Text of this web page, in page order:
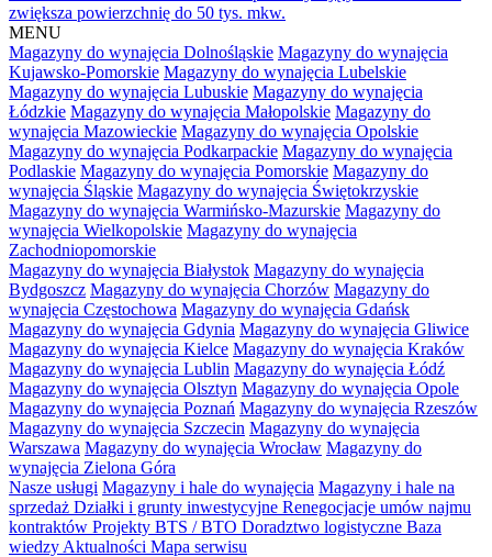
zwiększa powierzchnię do 50 tys. mkw.
MENU
Magazyny do wynajęcia Dolnośląskie Magazyny do wynajęcia
Kujawsko-Pomorskie Magazyny do wynajęcia Lubelskie
Magazyny do wynajęcia Lubuskie Magazyny do wynajęcia
Łódzkie Magazyny do wynajęcia Małopolskie Magazyny do
wynajęcia Mazowieckie Magazyny do wynajęcia Opolskie
Magazyny do wynajęcia Podkarpackie Magazyny do wynajęcia
Podlaskie Magazyny do wynajęcia Pomorskie Magazyny do
wynajęcia Śląskie Magazyny do wynajęcia Świętokrzyskie
Magazyny do wynajęcia Warmińsko-Mazurskie Magazyny do
wynajęcia Wielkopolskie Magazyny do wynajęcia
Zachodniopomorskie
Magazyny do wynajęcia Białystok Magazyny do wynajęcia
Bydgoszcz Magazyny do wynajęcia Chorzów Magazyny do
wynajęcia Częstochowa Magazyny do wynajęcia Gdańsk
Magazyny do wynajęcia Gdynia Magazyny do wynajęcia Gliwice
Magazyny do wynajęcia Kielce Magazyny do wynajęcia Kraków
Magazyny do wynajęcia Lublin Magazyny do wynajęcia Łódź
Magazyny do wynajęcia Olsztyn Magazyny do wynajęcia Opole
Magazyny do wynajęcia Poznań Magazyny do wynajęcia Rzeszów
Magazyny do wynajęcia Szczecin Magazyny do wynajęcia
Warszawa Magazyny do wynajęcia Wrocław Magazyny do
wynajęcia Zielona Góra
Nasze usługi Magazyny i hale do wynajęcia Magazyny i hale na
sprzedaż Działki i grunty inwestycyjne Renegocjacje umów najmu
kontraktów Projekty BTS / BTO Doradztwo logistyczne Baza
wiedzy Aktualności Mapa serwisu